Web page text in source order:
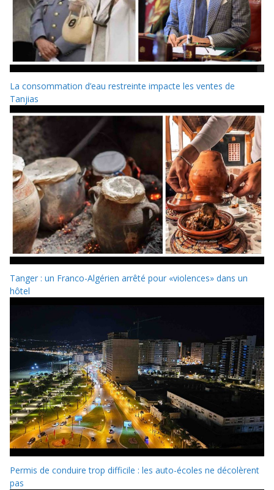
La consommation d’eau restreinte impacte les ventes de
Tanjias
Tanger : un Franco-Algérien arrêté pour «violences» dans un
hôtel
Permis de conduire trop difficile : les auto-écoles ne décolèrent
pas